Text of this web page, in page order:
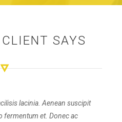
SAYS
lacinia. Aenean suscipit
fermentum et. Donec ac